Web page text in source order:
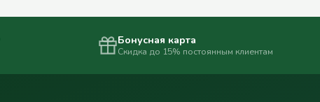
Бонусная карта
Скидка до 15% постоянным клиентам